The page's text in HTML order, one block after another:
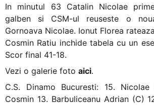
In minutul 63 Catalin Nicolae
galben si CSM-ul reuseste o
Gornoava Nicolae. Ionut Florea
Cosmin Ratiu inchide tabela cu un
Scor final 41-18.
Vezi o galerie foto aici.
C.S. Dinamo Bucuresti: 15.
Cosmin 13. Barbuliceanu Adrian (C)